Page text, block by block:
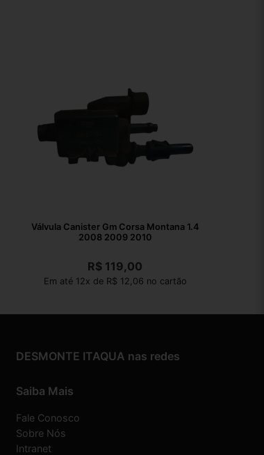
Válvula Canister Gm Corsa Montana 1.4
2008 2009 2010
R$ 119,00
Em até 12x de R$ 12,06 no cartão
DESMONTE ITAQUA nas redes
Saiba Mais
Fale Conosco
Sobre Nós
Intranet